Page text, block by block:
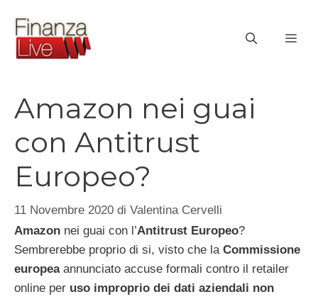
contenuto
Amazon nei guai
con Antitrust
Europeo?
11 Novembre 2020 di Valentina Cervelli
Amazon nei guai con l’Antitrust Europeo?
Sembrerebbe proprio di si, visto che laCommissione
europeaannunciato accuse formali contro il retailer
online per uso improprio dei dati aziendali non